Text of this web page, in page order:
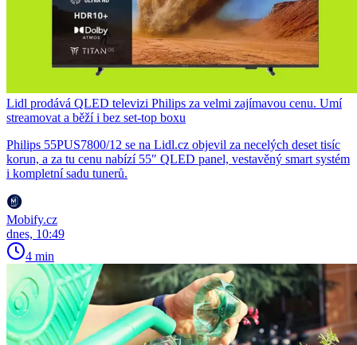
Lidl prodává QLED televizi Philips za velmi zajímavou cenu. Umí
streamovat a běží i bez set-top boxu
Philips 55PUS7800/12 se na Lidl.cz objevil za necelých deset tisíc
korun, a za tu cenu nabízí 55″ QLED panel, vestavěný smart systém
i kompletní sadu tunerů.
Mobify.cz
dnes, 10:49
4 min